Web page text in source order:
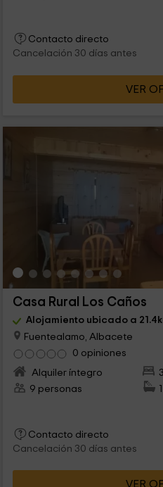
Contacto directo
Cancelación 30 días antes
VER
Casa Rural Los Caños
Alojamiento ubicado a
Fuentealamo, Albacete
0 opiniones
Alquiler íntegro
9 personas
Contacto directo
Cancelación 30 días antes
VER